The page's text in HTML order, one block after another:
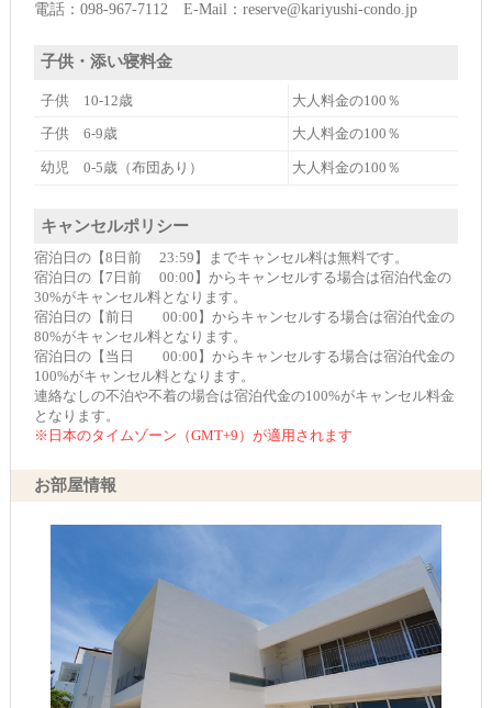
電話：098-967-7112 E-Mail：reserve@kariyushi-condo.jp
子供・添い寝料金
子供 10-12歳 大人料金の100％
子供 6-9歳 大人料金の100％
幼児 0-5歳（布団あり） 大人料金の100％
キャンセルポリシー
宿泊日の【8日前 23:59】までキャンセル料は無料です。
宿泊日の【7日前 00:00】からキャンセルする場合は宿泊代金の
30%がキャンセル料となります。
宿泊日の【前日 00:00】からキャンセルする場合は宿泊代金の
80%がキャンセル料となります。
宿泊日の【当日 00:00】からキャンセルする場合は宿泊代金の
100%がキャンセル料となります。
連絡なしの不泊や不着の場合は宿泊代金の100%がキャンセル料金
となります。
※日本のタイムゾーン（GMT+9）が適用されます
お部屋情報